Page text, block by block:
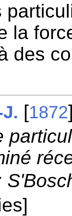
la
des
[1872